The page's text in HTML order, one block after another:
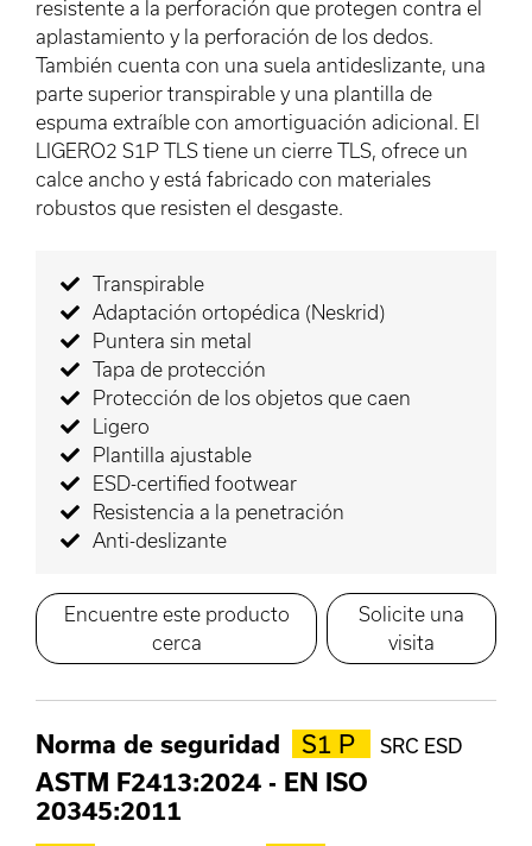
resistente a la perforación que protegen contra el
aplastamiento y la perforación de los dedos.
También cuenta con una suela antideslizante, una
parte superior transpirable y una plantilla de
espuma extraíble con amortiguación adicional. El
LIGERO2 S1P TLS tiene un cierre TLS, ofrece un
calce ancho y está fabricado con materiales
robustos que resisten el desgaste.
Transpirable
Adaptación ortopédica (Neskrid)
Puntera sin metal
Tapa de protección
Protección de los objetos que caen
Ligero
Plantilla ajustable
ESD-certified footwear
Resistencia a la penetración
Anti-deslizante
Encuentre este producto
cerca
Solicite una
visita
Norma de seguridad S1 P SRC ESD
ASTM F2413:2024 - EN ISO
20345:2011